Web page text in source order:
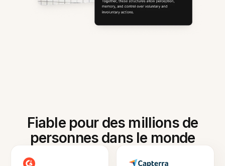
Fiable pour des millions de
personnes dans le monde